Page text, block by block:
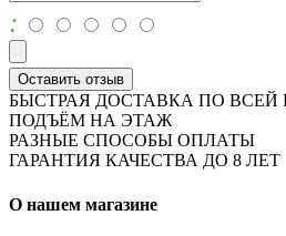
:
Оставить отзыв
БЫСТРАЯ ДОСТАВКА ПО ВСЕЙ
ПОДЪЁМ НА ЭТАЖ
РАЗНЫЕ СПОСОБЫ ОПЛАТЫ
ГАРАНТИЯ КАЧЕСТВА ДО 8 ЛЕТ
О нашем магазине